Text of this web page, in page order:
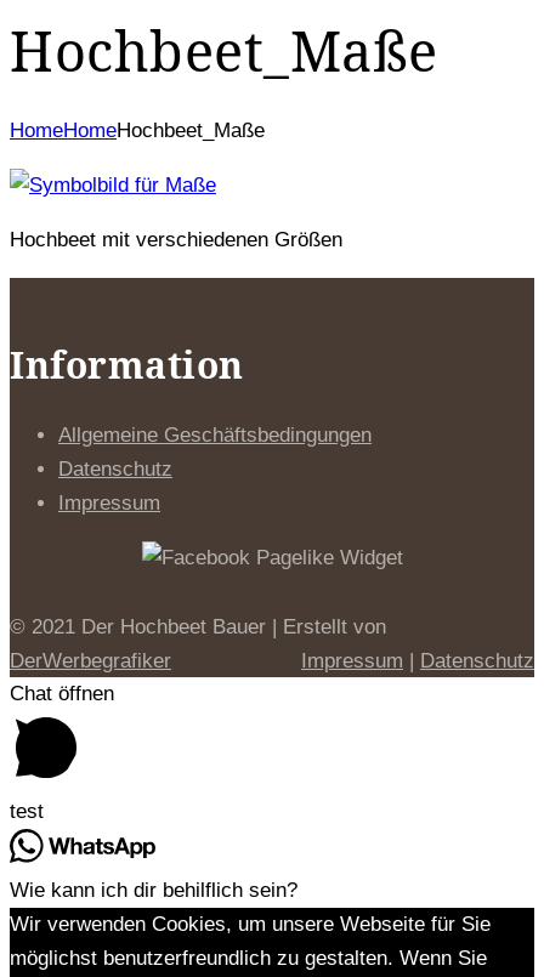
Hochbeet_Maße
HomeHomeHochbeet_Maße
Hochbeet mit verschiedenen Größen
Information
Allgemeine Geschäftsbedingungen
Datenschutz
Impressum
© 2021 Der Hochbeet Bauer | Erstellt von
DerWerbegrafiker
Impressum | Datenschutz
Chat öffnen
test
Wie kann ich dir behilflich sein?
Wir verwenden Cookies, um unsere Webseite für Sie
möglichst benutzerfreundlich zu gestalten. Wenn Sie